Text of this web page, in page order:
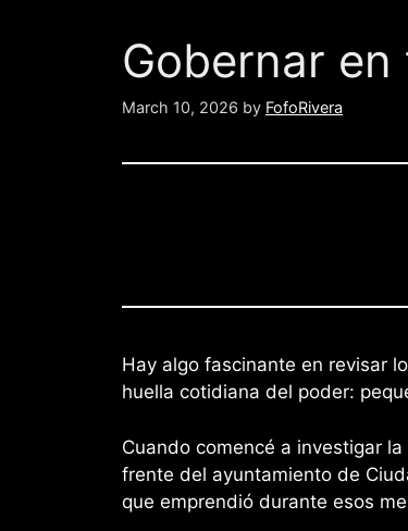
Gobernar
March 10, 2026 by FofoRivera
Hay algo fascinante en revisar
huella cotidiana del poder:
Cuando comencé a investigar
frente del ayuntamiento de
que emprendió durante esos